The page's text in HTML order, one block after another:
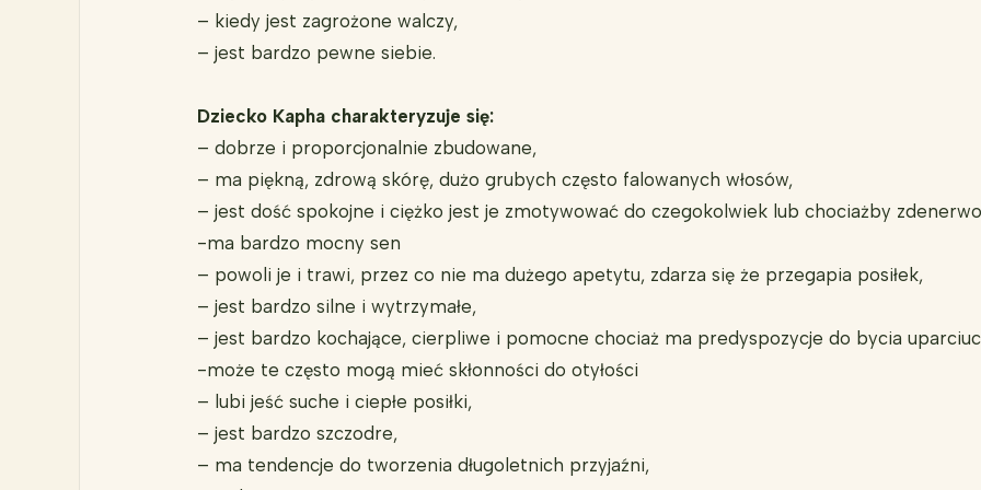
– kiedy jest zagrożone walczy,
– jest bardzo pewne siebie.
Dziecko Kapha charakteryzuje się:
– dobrze i proporcjonalnie zbudowane,
– ma piękną, zdrową skórę, dużo grubych często falowanych włosów,
– jest dość spokojne i ciężko jest je zmotywować do czegokolwiek lub chociażby
-ma bardzo mocny sen
– powoli je i trawi, przez co nie ma dużego apetytu, zdarza się że przegapia posiłek,
– jest bardzo silne i wytrzymałe,
– jest bardzo kochające, cierpliwe i pomocne chociaż ma predyspozycje do bycia
-może te często mogą mieć skłonności do otyłości
– lubi jeść suche i ciepłe posiłki,
– jest bardzo szczodre,
– ma tendencje do tworzenia długoletnich przyjaźni,